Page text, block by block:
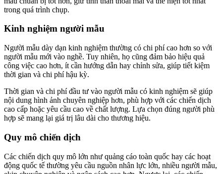
trong quá trình chụp.
Kinh nghiệm người mẫu
Người mẫu dày dạn kinh nghiệm thường có chi phí cao hơn so với
người mẫu mới vào nghề. Tuy nhiên, họ cũng đảm bảo hiệu quả
công việc cao hơn, ít cần hướng dẫn hay chỉnh sửa, giúp tiết kiệm
thời gian và chi phí hậu kỳ.
Thời gian và chi phí đầu tư vào người mẫu có kinh nghiệm sẽ giúp
nội dung hình ảnh chuyên nghiệp hơn, phù hợp với các chiến dịch
cao cấp hoặc yêu cầu cao về chất lượng. Lựa chọn đúng người phù
hợp sẽ mang lại giá trị lâu dài cho thương hiệu.
Quy mô chiến dịch
Các chiến dịch quy mô lớn như quảng cáo toàn quốc hay các hoạt
động quốc tế thường yêu cầu nguồn nhân lực lớn, nhiều người mẫu,